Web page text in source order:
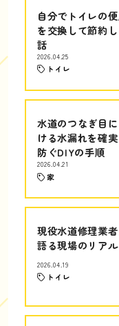
自分でトイレの
を交換して節約
話
2026.04.25
トイレ
水道のつなぎ目
ける水漏れを確
防ぐDIYの手順
2026.04.21
家
現役水道修理業
語る現場のリアル
2026.04.19
トイレ